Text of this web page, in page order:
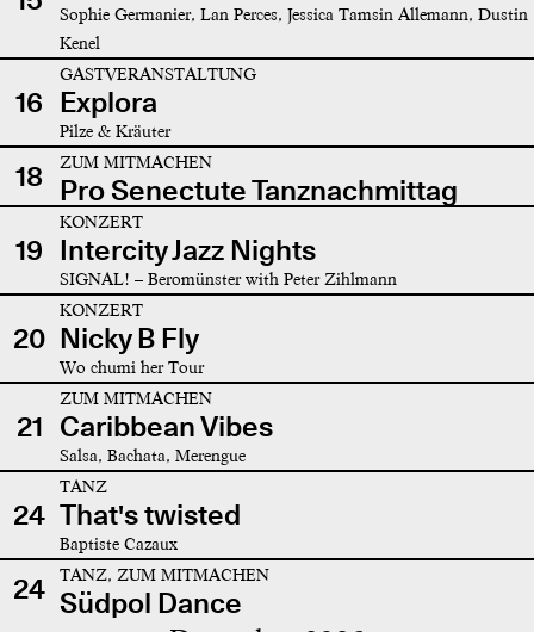
Sophie Germanier, Lan Perces, Jessica Tamsin Allemann, Dustin
Kenel
16
GASTVERANSTALTUNG
Explora
Pilze & Kräuter
18 ZUM MITMACHEN
Pro Senectute Tanznachmittag
19
KONZERT
Intercity Jazz Nights
SIGNAL! – Beromünster with Peter Zihlmann
20
KONZERT
Nicky B Fly
Wo chumi her Tour
21
ZUM MITMACHEN
Caribbean Vibes
Salsa, Bachata, Merengue
24
TANZ
That's twisted
Baptiste Cazaux
24 TANZ, ZUM MITMACHEN
Südpol Dance